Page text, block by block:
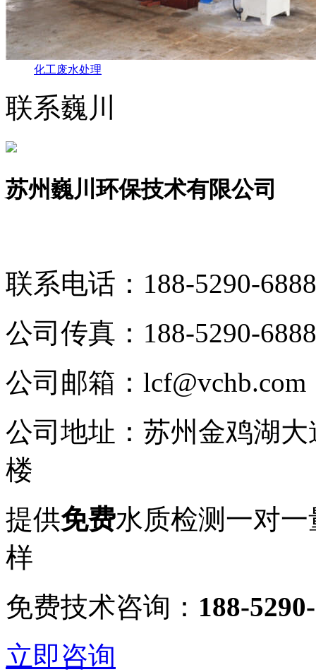
化工废水处理
联系巍川
苏州巍川环保技术有限公司
联系电话： 188-5290-6888
公司传真： 188-5290-6888
公司邮箱： lcf@vchb.com
公司地址： 苏州金鸡湖大
楼
提供免费水质检测 一对
样
免费技术咨询： 188-
立即咨询